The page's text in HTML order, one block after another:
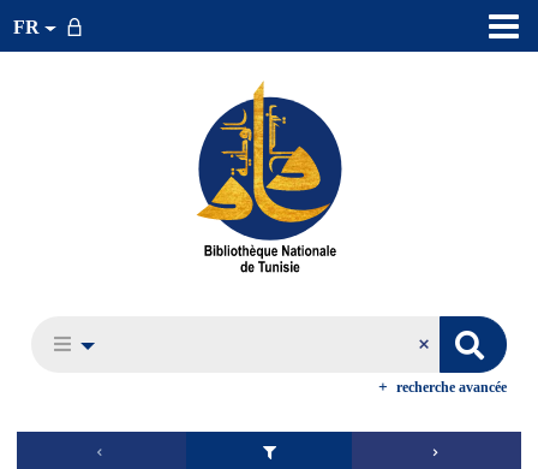
FR
recherche avancée